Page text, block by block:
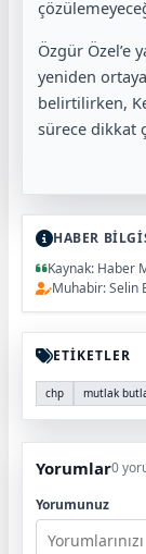
Özgür Özel’e
yeniden
belirtilirken,
sürece dikkat
HABER
Kaynak: Haber
Muhabir: Selin
ETİKETLER
chp mutlak
Yorumlar0
Yorumunuz